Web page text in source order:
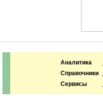
Аналитика
Справочники
Сервисы